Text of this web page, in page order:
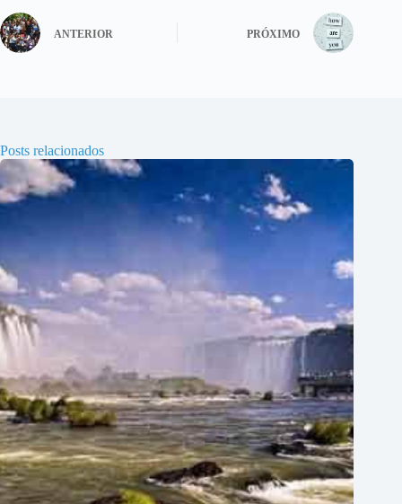
ANTERIOR PRÓXIMO
Posts relacionados